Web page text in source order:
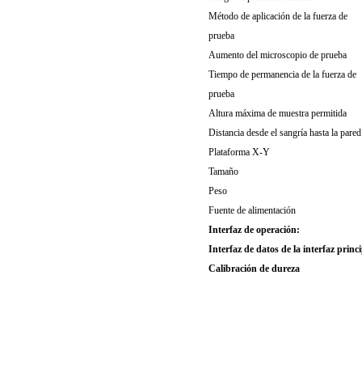
Método de aplicación de la fuerza de
prueba
Aumento del microscopio de prueba
Tiempo de permanencia de la fuerza de
prueba
Altura máxima de muestra permitida
Distancia desde el sangría hasta la pared
Plataforma X-Y
Tamaño
Peso
Fuente de alimentación
Interfaz de operación:
Interfaz de datos de la interfaz
Calibración de dureza